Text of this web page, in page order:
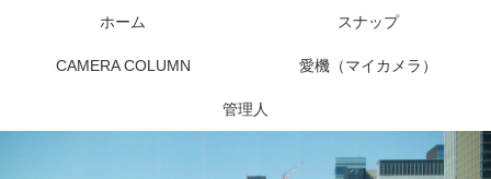
ホーム スナップ
CAMERA COLUMN 愛機（マイカメラ）
管理人